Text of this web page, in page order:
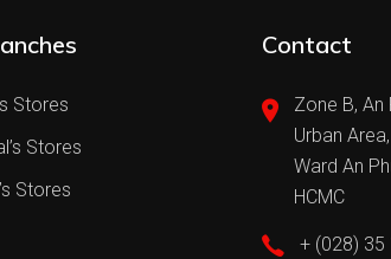
Stores
Stores
Stores
Contact
Zone B, An
Urban Area,
Ward An
HCMC
+ (028) 35